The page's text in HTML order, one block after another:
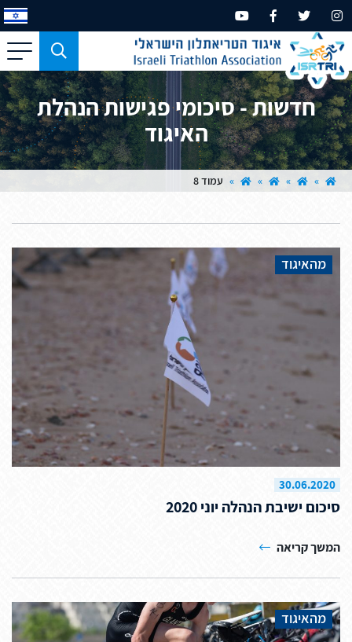
כפתור
משמש
עבור
מכשירים
בעלי
מסך
קטן
בלבד
חדשות - סיכומי פגישות הנהלת
האיגוד
»
»
»
» עמוד 8
סיכום ישיבת הנהלה יוני 2020
30.06.2020
המשך קריאה
מהאיגוד
מהאיגוד